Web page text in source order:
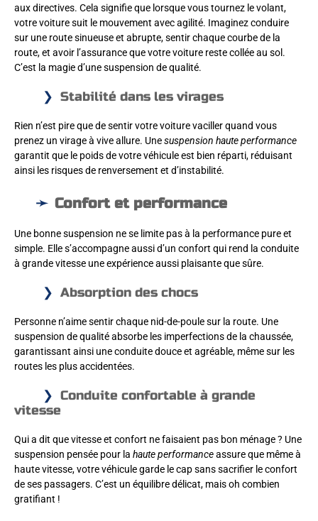
aux directives. Cela signifie que lorsque vous tournez le volant,
votre voiture suit le mouvement avec agilité. Imaginez conduire
sur une route sinueuse et abrupte, sentir chaque courbe de la
route, et avoir l’assurance que votre voiture reste collée au sol.
C’est la magie d’une suspension de qualité.
Stabilité dans les virages
Rien n’est pire que de sentir votre voiture vaciller quand vous
prenez un virage à vive allure. Unesuspension haute performance
garantit que le poids de votre véhicule est bien réparti, réduisant
ainsi les risques de renversement et d’instabilité.
Confort et performance
Une bonne suspension ne se limite pas à la performance pure et
simple. Elle s’accompagne aussi d’un confort qui rend la conduite
à grande vitesse une expérience aussi plaisante que sûre.
Absorption des chocs
Personne n’aime sentir chaque nid-de-poule sur la route. Une
suspension de qualité absorbe les imperfections de la chaussée,
garantissant ainsi une conduite douce et agréable, même sur les
routes les plus accidentées.
Conduite confortable à grande
vitesse
Qui a dit que vitesse et confort ne faisaient pas bon ménage ? Une
suspension pensée pour la haute performanceassure que même à
haute vitesse, votre véhicule garde le cap sans sacrifier le confort
de ses passagers. C’est un équilibre délicat, mais oh combien
gratifiant !